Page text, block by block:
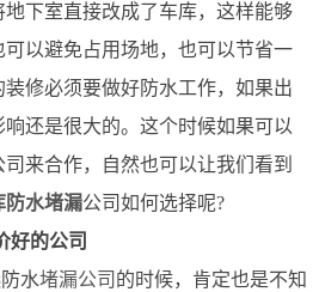
下室直接改成了车库，这样能够
以避免占用场地，也可以节省一
修必须要做好防水工作，如果出
还是很大的。这个时候如果可以
来合作，自然也可以让我们看到
防水堵漏公司如何选择呢?
好的公司
水堵漏公司 的时候，肯定也是不知